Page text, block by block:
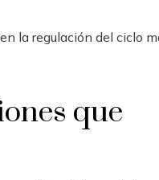
la regulación del ciclo
que